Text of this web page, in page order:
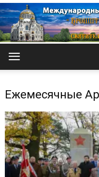
Ежемесячные